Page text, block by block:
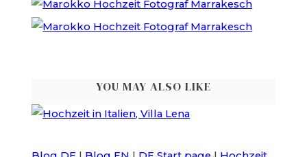
YOU MAY ALSO LIKE